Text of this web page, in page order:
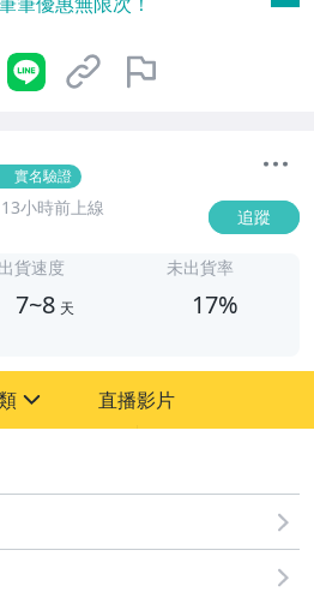
實名驗證
13小時前上線 追蹤
出貨速度
7~8 天
未出貨率
17%
直播影片